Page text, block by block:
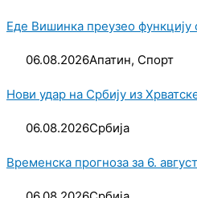
Еде Вишинка преузео функцију
06.08.2026Апатин, Спорт
Нови удар на Србију из
06.08.2026Србија
Временска прогноза за 6. август